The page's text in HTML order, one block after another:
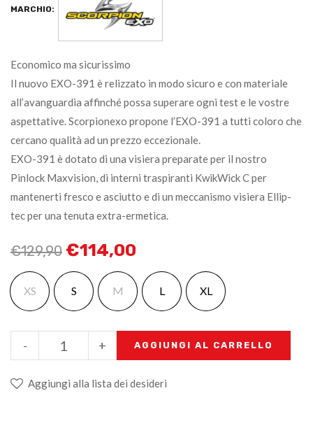
MARCHIO:
Economico ma sicurissimo
Il nuovo EXO-391 è relizzato in modo sicuro e con materiale
all’avanguardia affinché possa superare ogni test e le vostre
aspettative. Scorpionexo propone l’EXO-391 a tutti coloro che
cercano qualità ad un prezzo eccezionale.
EXO-391 è dotato di una visiera preparate per il nostro
Pinlock Maxvision, di interni traspiranti KwikWick C per
mantenerti fresco e asciutto e di un meccanismo visiera Ellip-
tec per una tenuta extra-ermetica.
€129,90 €114,00
XS S M L XL
+
- AGGIUNGI AL CARRELLO
Aggiungi alla lista dei desideri